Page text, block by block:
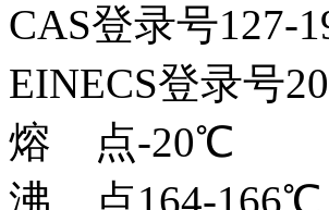
CAS登录号127-
EINECS登录号
熔 点-20℃